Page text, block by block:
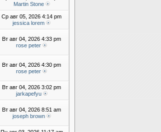
Martin Stone
Ср авг 05, 2026 4:14 pm
jessica lorem
Вт авг 04, 2026 4:33 pm
rose peter
Вт авг 04, 2026 4:30 pm
rose peter
Вт авг 04, 2026 3:02 pm
jarkapefyu
Вт авг 04, 2026 8:51 am
joseph brown